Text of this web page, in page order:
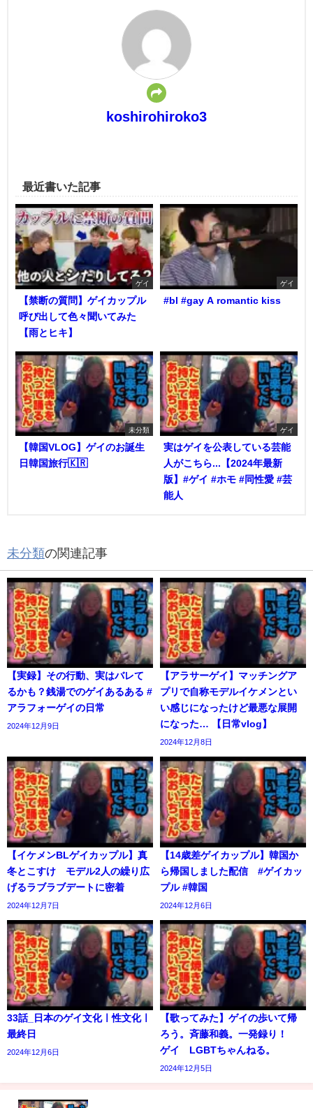
koshirohiroko3
最近書いた記事
ゲイ
【禁断の質問】ゲイカップル
呼び出して色々聞いてみた
【雨とヒキ】
ゲイ
#bl #gay A romantic kiss
未分類
【韓国VLOG】ゲイのお誕生
日韓国旅行🇰🇷
ゲイ
実はゲイを公表している芸能
人がこちら...【2024年最新
版】#ゲイ #ホモ #同性愛 #芸
能人
未分類の関連記事
【実録】その行動、実はバレて
るかも？銭湯でのゲイあるある #
アラフォーゲイの日常
2024年12月9日
【アラサーゲイ】マッチングア
プリで自称モデルイケメンとい
い感じになったけど最悪な展開
になった… 【日常vlog】
2024年12月8日
【イケメンBLゲイカップル】真
冬とこすけ モデル2人の繰り広
げるラブラブデートに密着
2024年12月7日
【14歳差ゲイカップル】韓国か
ら帰国しました配信 #ゲイカッ
プル #韓国
2024年12月6日
33話_日本のゲイ文化ㅣ性文化ㅣ
最終日
2024年12月6日
【歌ってみた】ゲイの歩いて帰
ろう。斉藤和義。一発録り！
ゲイ LGBTちゃんねる。
2024年12月5日